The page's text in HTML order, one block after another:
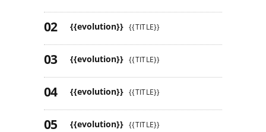
{{evolution}} {{TITLE}}
{{evolution}} {{TITLE}}
{{evolution}} {{TITLE}}
{{evolution}} {{TITLE}}